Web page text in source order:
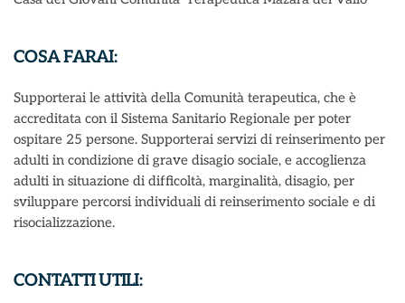
COSA FARAI:
Supporterai le attività della Comunità terapeutica, che è
accreditata con il Sistema Sanitario Regionale per poter
ospitare 25 persone. Supporterai servizi di reinserimento per
adulti in condizione di grave disagio sociale, e accoglienza
adulti in situazione di difficoltà, marginalità, disagio, per
sviluppare percorsi individuali di reinserimento sociale e di
risocializzazione.
CONTATTI UTILI: